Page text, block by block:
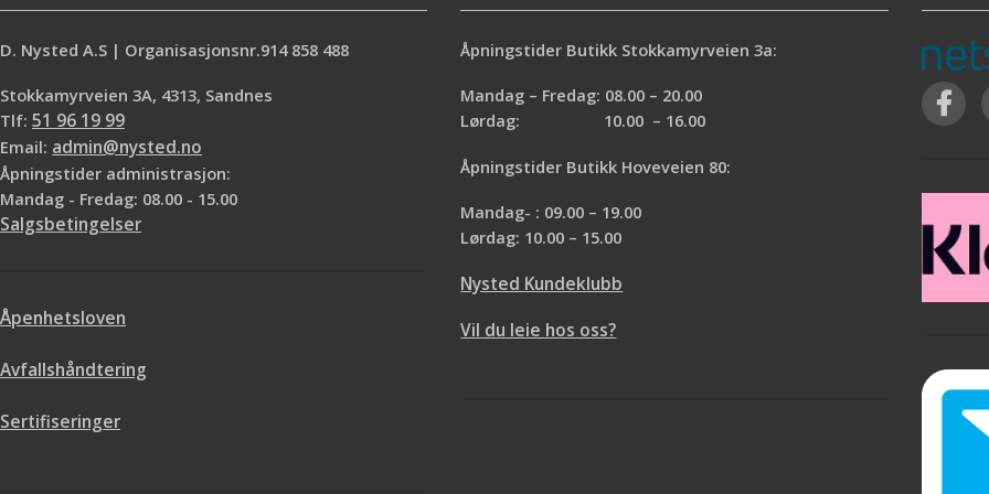
D. Nysted A.S | Organisasjonsnr.914 858 488
Stokkamyrveien 3A, 4313, Sandnes
Tlf: 51 96 19 99
Email: admin@nysted.no
Åpningstider administrasjon:
Mandag - Fredag: 08.00 - 15.00
Salgsbetingelser
Åpenhetsloven
Avfallshåndtering
Sertifiseringer
Åpningstider Butikk Stokkamyrveien 3a:
Mandag – Fredag: 08.00 – 20.00
Lørdag: 10.00 – 16.00
Åpningstider Butikk Hoveveien 80:
Mandag- : 09.00 – 19.00
Lørdag: 10.00 – 15.00
Nysted Kundeklubb
Vil du leie hos oss?